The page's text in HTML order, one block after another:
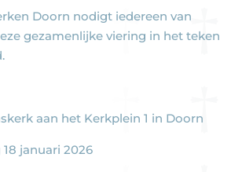
Doorn nodigt iedereen van
gezamenlijke viering in het teken
aan het Kerkplein 1 in Doorn
januari 2026